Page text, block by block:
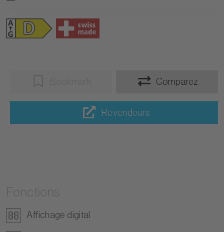
Comparez
Revendeurs
Affichage digital